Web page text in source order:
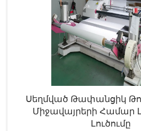
Սեղմված Թափանցիկ
Միջավայրերի Համար
Լուծումը